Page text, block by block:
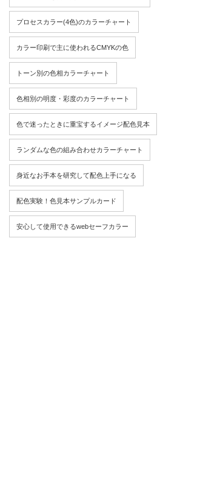
プロセスカラー(4色)のカラーチャート
カラー印刷で主に使われるCMYKの色
トーン別の色相カラーチャート
色相別の明度・彩度のカラーチャート
色で迷ったときに重宝するイメージ配色見本
ランダムな色の組み合わせカラーチャート
身近なお手本を研究して配色上手になる
配色実験！色見本サンプルカード
安心して使用できるwebセーフカラー